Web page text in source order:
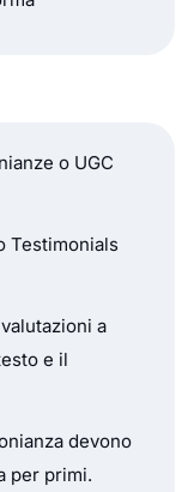
o UGC
Testimonials
a
e il
devono
per primi.